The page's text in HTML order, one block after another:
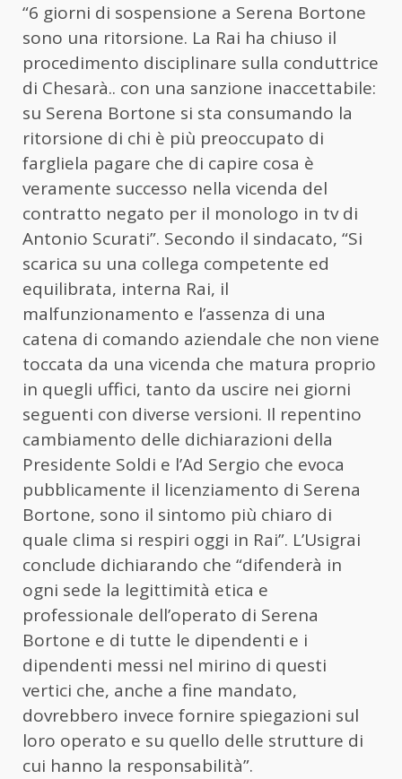
“6 giorni di sospensione a Serena Bortone
sono una ritorsione. La Rai ha chiuso il
procedimento disciplinare sulla conduttrice
di Chesarà.. con una sanzione inaccettabile:
su Serena Bortone si sta consumando la
ritorsione di chi è più preoccupato di
fargliela pagare che di capire cosa è
veramente successo nella vicenda del
contratto negato per il monologo in tv di
Antonio Scurati”. Secondo il sindacato, “Si
scarica su una collega competente ed
equilibrata, interna Rai, il
malfunzionamento e l’assenza di una
catena di comando aziendale che non viene
toccata da una vicenda che matura proprio
in quegli uffici, tanto da uscire nei giorni
seguenti con diverse versioni. Il repentino
cambiamento delle dichiarazioni della
Presidente Soldi e l’Ad Sergio che evoca
pubblicamente il licenziamento di Serena
Bortone, sono il sintomo più chiaro di
quale clima si respiri oggi in Rai”. L’Usigrai
conclude dichiarando che “difenderà in
ogni sede la legittimità etica e
professionale dell’operato di Serena
Bortone e di tutte le dipendenti e i
dipendenti messi nel mirino di questi
vertici che, anche a fine mandato,
dovrebbero invece fornire spiegazioni sul
loro operato e su quello delle strutture di
cui hanno la responsabilità”.